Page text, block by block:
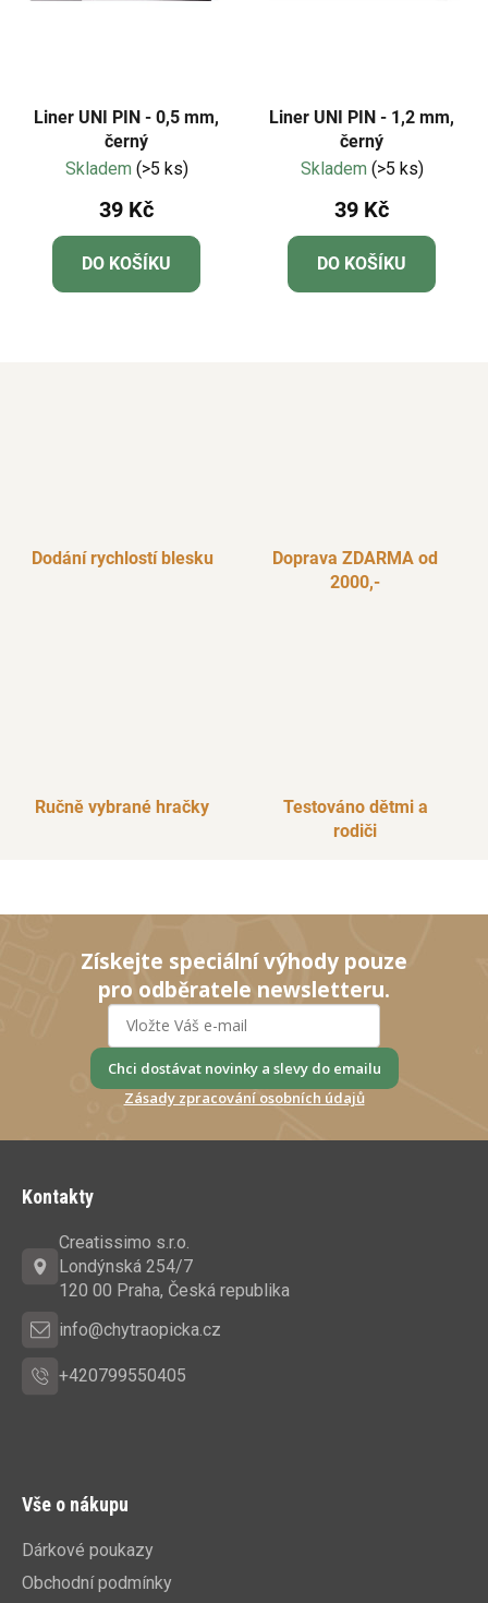
Liner UNI PIN - 0,5 mm,
černý
Skladem (>5 ks)
39 Kč
DO KOŠÍKU
Liner UNI PIN - 1,2 mm,
černý
Skladem (>5 ks)
39 Kč
DO KOŠÍKU
Dodání rychlostí blesku
Doprava ZDARMA od
2000,-
Ručně vybrané hračky
Testováno dětmi a
rodiči
Získejte speciální výhody pouze
pro odběratele newsletteru.
Chci dostávat novinky a slevy do emailu
Zásady zpracování osobních údajů
Kontakty
Creatissimo s.r.o.
Londýnská 254/7
120 00 Praha, Česká republika
info@chytraopicka.cz
+420799550405
Vše o nákupu
Dárkové poukazy
Obchodní podmínky